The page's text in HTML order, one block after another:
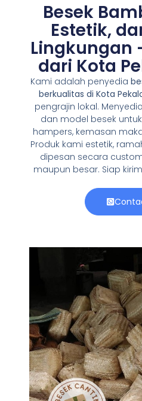
Besek
Estetik,
Lingkungan
dari Kota
Kami adalah penyedia
berkualitas di Kota
pengrajin lokal.
dan model besek
hampers, kemasan
Produk kami estetik,
dipesan secara
maupun besar. Siap